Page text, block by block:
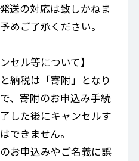
送の対応は致しかねま
めご了承ください。
ンセル等について】
納税は「寄附」となり
、寄附のお申込み手続
した後にキャンセルす
できません。
お申込みやご名義に誤